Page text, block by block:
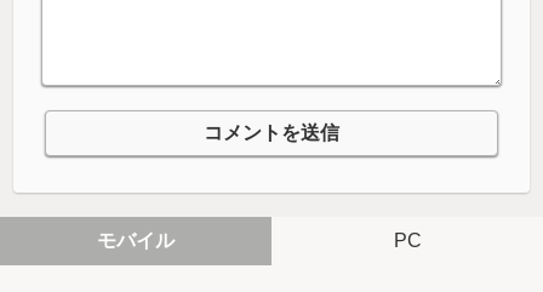
モバイル PC